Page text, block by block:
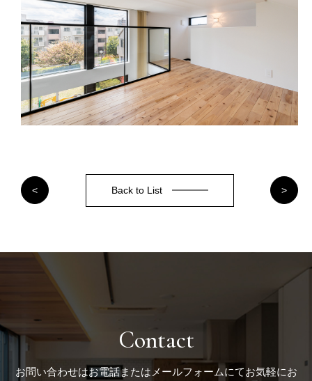
< Back to List >
Contact
お問い合わせはお電話またはメールフォームにてお気軽にお